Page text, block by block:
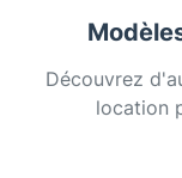
Découvrez
location